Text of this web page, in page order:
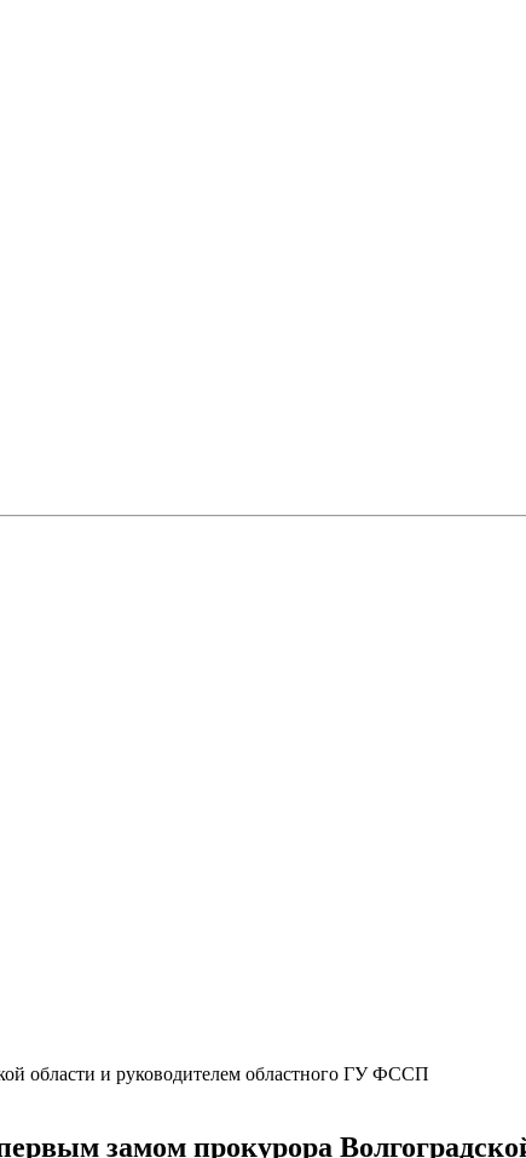
области и руководителем областного ГУ ФССП
замом прокурора